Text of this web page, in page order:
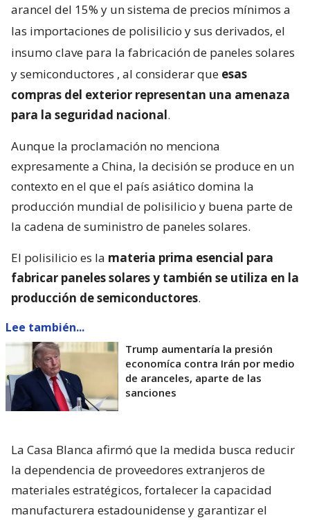
arancel del 15% y un sistema de precios mínimos a
las importaciones de polisilicio y sus derivados, el
insumo clave para la fabricación de paneles solares
y semiconductores , al considerar que esas
compras del exterior representan una amenaza
para la seguridad nacional.
Aunque la proclamación no menciona
expresamente a China, la decisión se produce en un
contexto en el que el país asiático domina la
producción mundial de polisilicio y buena parte de
la cadena de suministro de paneles solares.
El polisilicio es la materia prima esencial para
fabricar paneles solares y también se utiliza en la
producción de semiconductores.
Lee también...
Trump aumentaría la presión
economíca contra Irán por medio
de aranceles, aparte de las
sanciones
La Casa Blanca afirmó que la medida busca reducir
la dependencia de proveedores extranjeros de
materiales estratégicos, fortalecer la capacidad
manufacturera estadounidense y garantizar el